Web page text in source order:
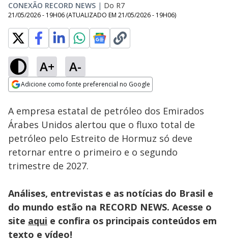
CONEXÃO RECORD NEWS | Do R7
21/05/2026 - 19H06 (ATUALIZADO EM 21/05/2026 - 19H06)
A+ A-
Adicione como fonte preferencial no Google
Ativar
Loaded
22.96%
A empresa estatal de petróleo dos Emirados
Árabes Unidos alertou que o fluxo total de
petróleo pelo Estreito de Hormuz só deve
retornar entre o primeiro e o segundo
trimestre de 2027.
Análises, entrevistas e as notícias do Brasil e
do mundo estão na RECORD NEWS. Acesse o
site aqui e confira os principais conteúdos em
texto e vídeo!